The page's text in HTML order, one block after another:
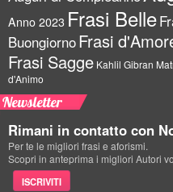
Anno 2023 Frasi Belle
BuongiornoFrasi
Frasi Sagge Kahlil Gibran
d'Animo
Newsletter
Rimani in contatto con
Per te le migliori frasi e aforismi.
Scopri in anteprima i migliori Autori
ISCRIVITI